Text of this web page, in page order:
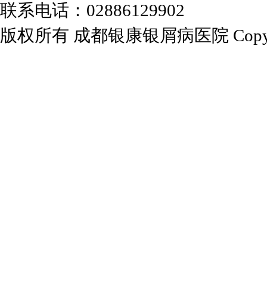
联系电话：02886129902
版权所有 成都银康银屑病医院